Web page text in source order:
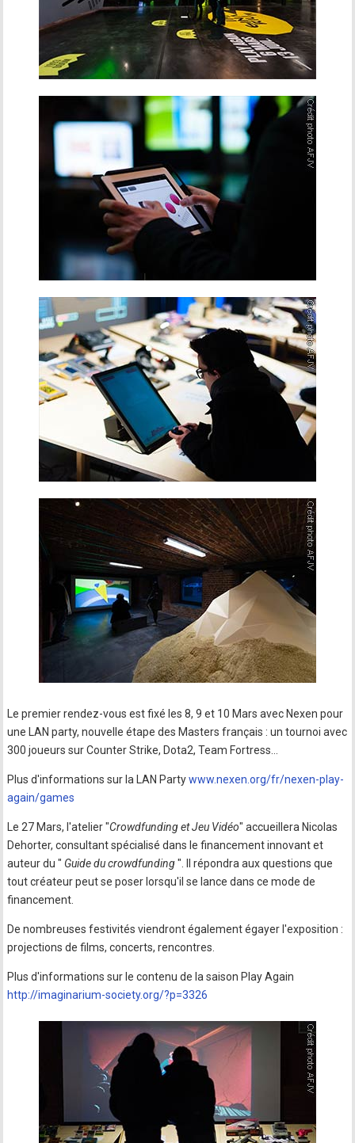
Le premier rendez-vous est fixé les 8, 9 et 10 Mars avec Nexen pour
une LAN party, nouvelle étape des Masters français : un tournoi avec
300 joueurs sur Counter Strike, Dota2, Team Fortress…
Plus d'informations sur la LAN Partywww.nexen.org/fr/nexen-play-
again/games
Le 27 Mars, l'atelier "Crowdfunding et Jeu Vidéo" accueillera Nicolas
Dehorter, consultant spécialisé dans le financement innovant et
auteur du " Guide du crowdfunding". Il répondra aux questions que
tout créateur peut se poser lorsqu'il se lance dans ce mode de
financement.
De nombreuses festivités viendront également égayer l'exposition :
projections de films, concerts, rencontres.
Plus d'informations sur le contenu de la saison Play Again
http://imaginarium-society.org/?p=3326